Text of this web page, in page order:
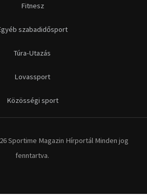
Fitnesz
szabadidősport
Túra-Utazás
Lovassport
Közösségi sport
Sportime Magazin Hírportál Minden jog
fenntartva.